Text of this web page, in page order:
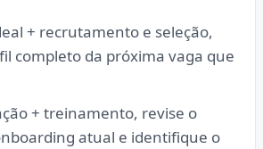
+ recrutamento e seleção,
completo da próxima vaga que
+ treinamento, revise o
atual e identifique o